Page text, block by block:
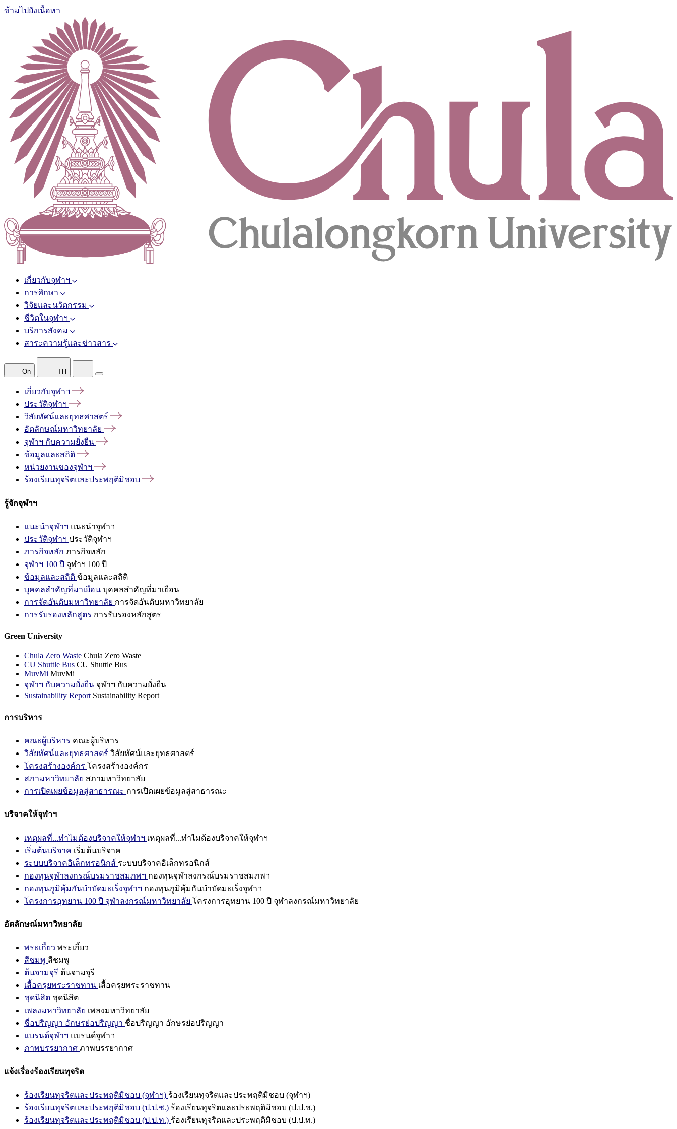
ข้ามไปยังเนื้อหา
เกี่ยวกับจุฬาฯ
การศึกษา
วิจัยและนวัตกรรม
ชีวิตในจุฬาฯ
บริการสังคม
สาระความรู้และข่าวสาร
On TH
เกี่ยวกับจุฬาฯ
ประวัติจุฬาฯ
วิสัยทัศน์และยุทธศาสตร์
อัตลักษณ์มหาวิทยาลัย
จุฬาฯ กับความยั่งยืน
ข้อมูลและสถิติ
หน่วยงานของจุฬาฯ
ร้องเรียนทุจริตและประพฤติมิชอบ
รู้จักจุฬาฯ
แนะนำจุฬาฯ แนะนำจุฬาฯ
ประวัติจุฬาฯ ประวัติจุฬาฯ
ภารกิจหลัก ภารกิจหลัก
จุฬาฯ 100 ปี จุฬาฯ 100 ปี
ข้อมูลและสถิติ ข้อมูลและสถิติ
บุคคลสำคัญที่มาเยือน บุคคลสำคัญที่มาเยือน
การจัดอันดับมหาวิทยาลัย การจัดอันดับมหาวิทยาลัย
การรับรองหลักสูตร การรับรองหลักสูตร
Green University
Chula Zero Waste Chula Zero Waste
CU Shuttle Bus CU Shuttle Bus
MuvMi MuvMi
จุฬาฯ กับความยั่งยืน จุฬาฯ กับความยั่งยืน
Sustainability Report Sustainability Report
การบริหาร
คณะผู้บริหาร คณะผู้บริหาร
วิสัยทัศน์และยุทธศาสตร์ วิสัยทัศน์และยุทธศาสตร์
โครงสร้างองค์กร โครงสร้างองค์กร
สภามหาวิทยาลัย สภามหาวิทยาลัย
การเปิดเผยข้อมูลสู่สาธารณะ การเปิดเผยข้อมูลสู่สาธารณะ
บริจาคให้จุฬาฯ
เหตุผลที่...ทำไมต้องบริจาคให้จุฬาฯ เหตุผลที่...ทำไมต้องบริจาคให้จุฬาฯ
เริ่มต้นบริจาค เริ่มต้นบริจาค
ระบบบริจาคอิเล็กทรอนิกส์ ระบบบริจาคอิเล็กทรอนิกส์
กองทุนจุฬาลงกรณ์บรมราชสมภพฯ กองทุนจุฬาลงกรณ์บรมราชสมภพฯ
กองทุนภูมิคุ้มกันบำบัดมะเร็งจุฬาฯ กองทุนภูมิคุ้มกันบำบัดมะเร็งจุฬาฯ
โครงการอุทยาน 100 ปี จุฬาลงกรณ์มหาวิทยาลัย โครงการอุทยาน 100 ปี จุฬาลงกรณ์มหาวิทยาลัย
อัตลักษณ์มหาวิทยาลัย
พระเกี้ยว พระเกี้ยว
สีชมพู สีชมพู
ต้นจามจุรี ต้นจามจุรี
เสื้อครุยพระราชทาน เสื้อครุยพระราชทาน
ชุดนิสิต ชุดนิสิต
เพลงมหาวิทยาลัย เพลงมหาวิทยาลัย
ชื่อปริญญา อักษรย่อปริญญา ชื่อปริญญา อักษรย่อปริญญา
แบรนด์จุฬาฯ แบรนด์จุฬาฯ
ภาพบรรยากาศ ภาพบรรยากาศ
แจ้งเรื่องร้องเรียนทุจริต
ร้องเรียนทุจริตและประพฤติมิชอบ (จุฬาฯ) ร้องเรียนทุจริตและประพฤติมิชอบ (จุฬาฯ)
ร้องเรียนทุจริตและประพฤติมิชอบ (ป.ป.ช.) ร้องเรียนทุจริตและประพฤติมิชอบ (ป.ป.ช.)
ร้องเรียนทุจริตและประพฤติมิชอบ (ป.ป.ท.) ร้องเรียนทุจริตและประพฤติมิชอบ (ป.ป.ท.)